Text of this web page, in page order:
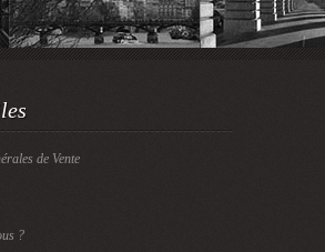
de Vente
?